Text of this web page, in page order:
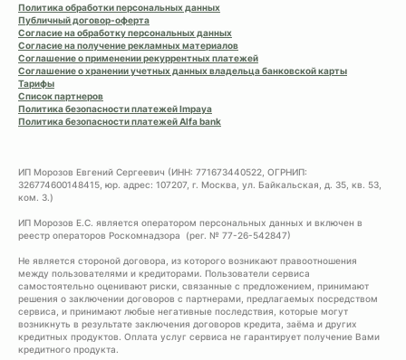
Политика обработки персональных данных
Публичный договор-оферта
Согласие на обработку персональных данных
Согласие на получение рекламных материалов
Соглашение о применении рекуррентных платежей
Соглашение о хранении учетных данных владельца банковской карты
Тарифы
Список партнеров
Политика безопасности платежей Impaya
Политика безопасности платежей Alfa bank
ИП Морозов Евгений Сергеевич (ИНН: 771673440522, ОГРНИП:
326774600148415, юр. адрес: 107207, г. Москва, ул. Байкальская, д. 35, кв. 53,
ком. 3.)
ИП Морозов Е.С. является оператором персональных данных и включен в
реестр операторов Роскомнадзора (рег. № 77-26-542847)
Не является стороной договора, из которого возникают правоотношения
между пользователями и кредиторами. Пользователи сервиса
самостоятельно оценивают риски, связанные с предложением, принимают
решения о заключении договоров с партнерами, предлагаемых посредством
сервиса, и принимают любые негативные последствия, которые могут
возникнуть в результате заключения договоров кредита, заёма и других
кредитных продуктов. Оплата услуг сервиса не гарантирует получение Вами
кредитного продукта.